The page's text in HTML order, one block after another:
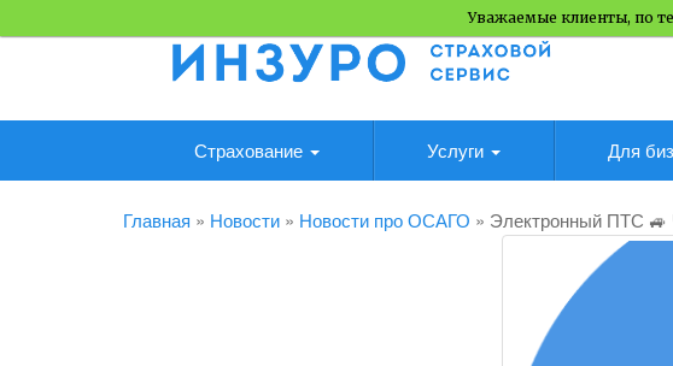
Страхование Услуги Для
Главная » Новости » Новости про ОСАГО » Электронный ПТС 🚙
Уважаемые клиенты, по